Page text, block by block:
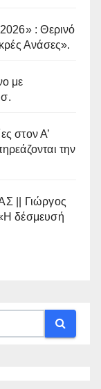
: Θερινό
Ανάσες».
με
στον Α’
την
|| Γιώργος
δέσμευσή